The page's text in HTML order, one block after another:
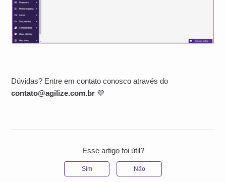
Dúvidas? Entre em contato conosco através do
contato@agilize.com.br 💜
Esse artigo foi útil?
Sim Não